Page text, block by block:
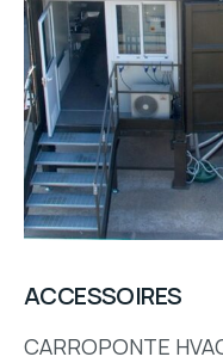
ACCESSOIRES
CARROPONTE